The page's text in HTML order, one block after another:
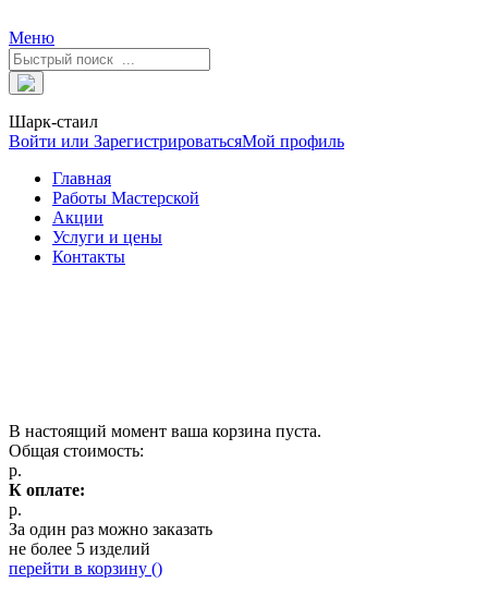
Меню
Шарк-стаил
Войти или ЗарегистрироватьсяМой профиль
Главная
Работы Мастерской
Акции
Услуги и цены
Контакты
В настоящий момент ваша корзина пуста.
Общая стоимость:
р.
К оплате:
р.
За один раз можно заказать
не более 5 изделий
перейти в корзину ()